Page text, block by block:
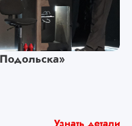
Узнать детали